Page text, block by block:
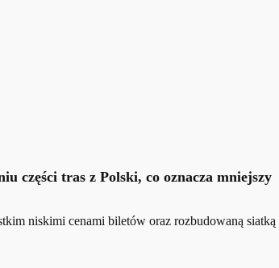
części tras z Polski, co oznacza mniejszy
niskimi cenami biletów oraz rozbudowaną siatką